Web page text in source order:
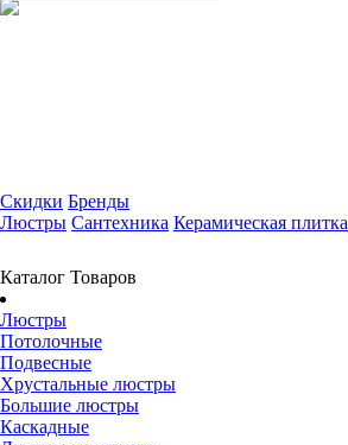
Скидки Бренды
Люстры Сантехника Керамическая плитка
Каталог Товаров
Люстры
Потолочные
Подвесные
Хрустальные люстры
Большие люстры
Каскадные